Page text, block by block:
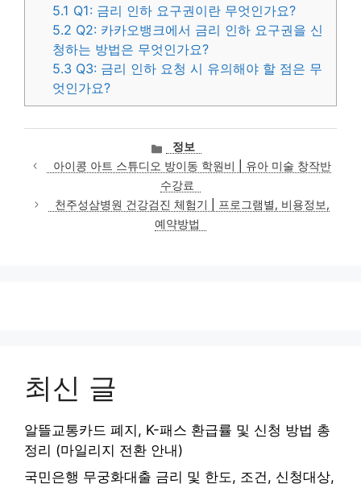
5.1 Q1: 금리 인하 요구권이란 무엇인가요?
5.2 Q2: 카카오뱅크에서 금리 인하 요구권을 신
청하는 방법은 무엇인가요?
5.3 Q3: 금리 인하 요청 시 유의해야 할 점은 무
엇인가요?
카
테
고
리
정보
아이콩 아트 스튜디오 방이동 학원비 | 유아 미술 창작반
수강료
천주성삼병원 건강검진 체험기 | 프로그램별, 비용정보,
예약방법
최신 글
알뜰교통카드 폐지, K-패스 환급률 및 신청 방법 총
정리 (마일리지 전환 안내)
국민은행 무궁화대출 금리 및 한도, 조건, 신청대상,